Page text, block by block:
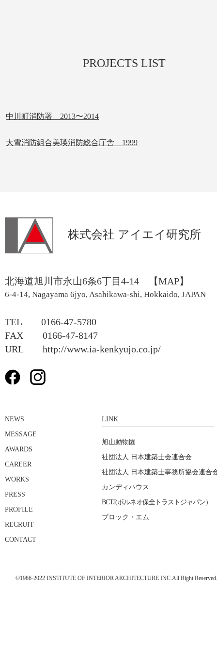
PROJECTS LIST
中川町消防署 2013〜2014
大雪消防組合美瑛消防総合庁舎 1999
株式会社 アイエイ研究所
北海道旭川市永山6条6丁目4-14 【MAP】
6-4-14, Nagayama 6jyo, Asahikawa-shi, Hokkaido, JAPAN
TEL 0166-47-5780
FAX 0166-47-8147
URL http://www.ia-kenkyujo.co.jp/
NEWS
MESSAGE
AWARDS
CAREER
WORKS
PRESS
PROFILE
RECRUIT
CONTACT
LINK
旭山動物園
社団法人 日本建築士会連合会
社団法人 日本建築士事務所協会連合
カンディハウス
BCTJ(ボルネオ保全トラストジャパン）
ブロック・エム
©1986-2022 INSTITUTE OF INTERIOR ARCHITECTURE INC.All Right Reserved.